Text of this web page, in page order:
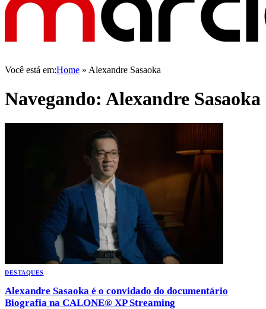
Você está em:Home » Alexandre Sasaoka
Navegando: Alexandre Sasaoka
DESTAQUES
Alexandre Sasaoka é o convidado do documentário
Biografia na CALONE® XP Streaming